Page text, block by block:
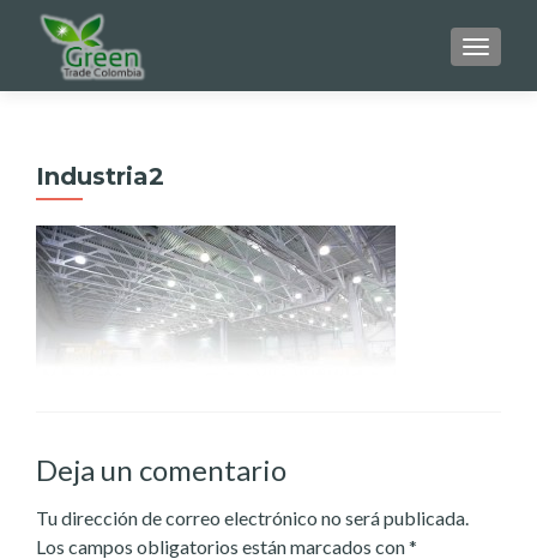
Industria2
Deja un comentario
Tu dirección de correo electrónico no será publicada.
Los campos obligatorios están marcados con*